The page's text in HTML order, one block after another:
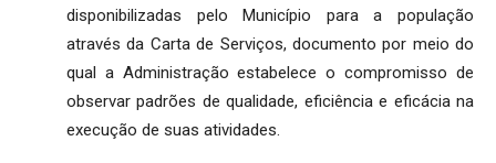
disponibilizadas pelo Município para a população
através da Carta de Serviços, documento por meio do
qual a Administração estabelece o compromisso de
observar padrões de qualidade, eficiência e eficácia na
execução de suas atividades.